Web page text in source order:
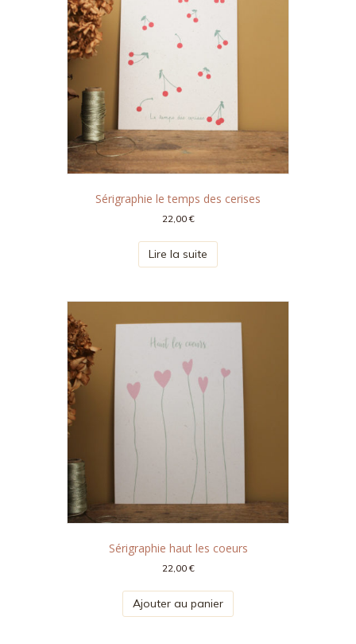
Sérigraphie le temps des cerises
22,00€
Lire la suite
Sérigraphie haut les coeurs
22,00€
Ajouter au panier